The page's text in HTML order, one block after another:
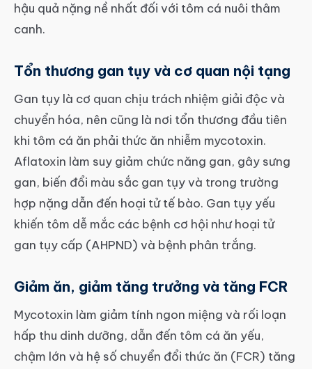
hậu quả nặng nề nhất đối với tôm cá nuôi thâm
canh.
Tổn thương gan tụy và cơ quan nội tạng
Gan tụy là cơ quan chịu trách nhiệm giải độc và
chuyển hóa, nên cũng là nơi tổn thương đầu tiên
khi tôm cá ăn phải thức ăn nhiễm mycotoxin.
Aflatoxin làm suy giảm chức năng gan, gây sưng
gan, biến đổi màu sắc gan tụy và trong trường
hợp nặng dẫn đến hoại tử tế bào. Gan tụy yếu
khiến tôm dễ mắc các bệnh cơ hội như hoại tử
gan tụy cấp (AHPND) và bệnh phân trắng.
Giảm ăn, giảm tăng trưởng và tăng FCR
Mycotoxin làm giảm tính ngon miệng và rối loạn
hấp thu dinh dưỡng, dẫn đến tôm cá ăn yếu,
chậm lớn và hệ số chuyển đổi thức ăn (FCR) tăng